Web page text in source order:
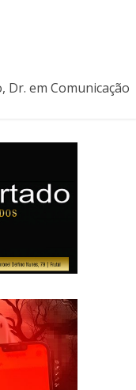
em Comunicação